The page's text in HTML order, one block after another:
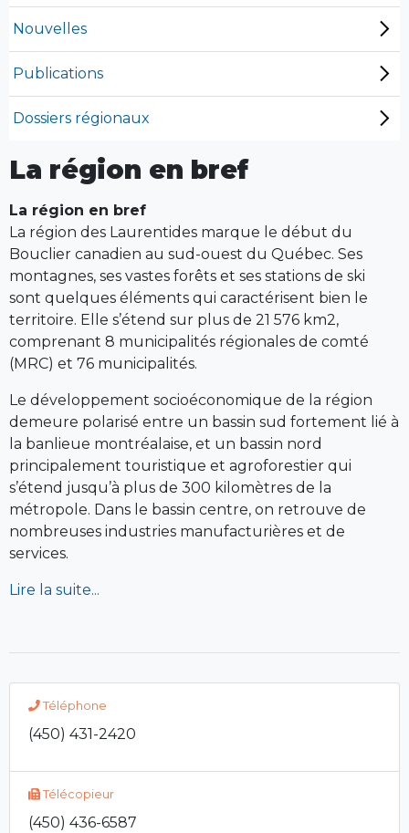
Nouvelles
Publications
Dossiers régionaux
La région en bref
La région en bref
La région des Laurentides marque le début du
Bouclier canadien au sud-ouest du Québec. Ses
montagnes, ses vastes forêts et ses stations de ski
sont quelques éléments qui caractérisent bien le
territoire. Elle s’étend sur plus de 21 576 km2,
comprenant 8 municipalités régionales de comté
(MRC) et 76 municipalités.
Le développement socioéconomique de la région
demeure polarisé entre un bassin sud fortement lié à
la banlieue montréalaise, et un bassin nord
principalement touristique et agroforestier qui
s’étend jusqu’à plus de 300 kilomètres de la
métropole. Dans le bassin centre, on retrouve de
nombreuses industries manufacturières et de
services.
Lire la suite...
Téléphone
(450) 431-2420
Télécopieur
(450) 436-6587